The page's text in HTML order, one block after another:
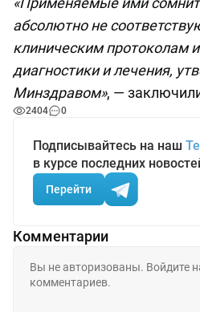
абсолютно не
клиническим протоколам
диагностики и лечения,
Минздравом», —
2404 0
Подписывайтесь на наш
в курсе последних
Перейти
Комментарии